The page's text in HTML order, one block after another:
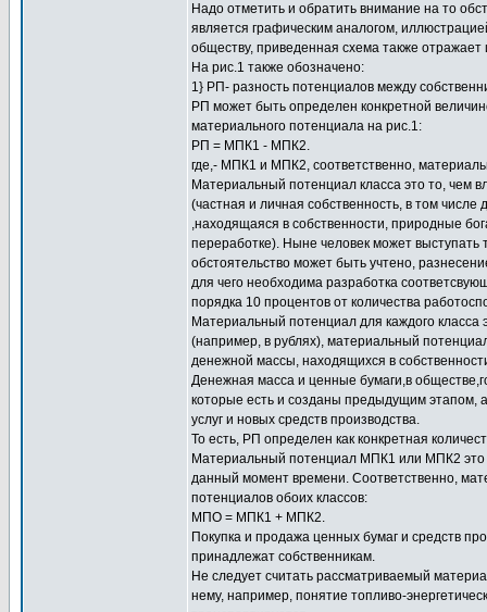
Надо отметить и обратить внимание на то
является графическим аналогом,
обществу, приведенная схема также отражает
На рис.1 также обозначено:
1} РП- разность потенциалов между
РП может быть определен конкретной
материального потенциала на рис.1:
РП = МПК1 - МПК2.
где,- МПК1 и МПК2, соответственно,
Материальный потенциал класса это то, чем
(частная и личная собственность, в том
,находящаяся в собственности, природные
переработке). Ныне человек может выступать
обстоятельство может быть учтено,
для чего необходима разработка
порядка 10 процентов от количества
Материальный потенциал для каждого
(например, в рублях), материальный
денежной массы, находящихся в
Денежная масса и ценные бумаги,в
которые есть и созданы предыдущим этапом,
услуг и новых средств производства.
То есть, РП определен как конкретная
Материальный потенциал МПК1 или МПК2 это
данный момент времени. Соответственно,
потенциалов обоих классов:
МПО = МПК1 + МПК2.
Покупка и продажа ценных бумаг и средств
принадлежат собственникам.
Не следует считать рассматриваемый
нему, например, понятие топливо-